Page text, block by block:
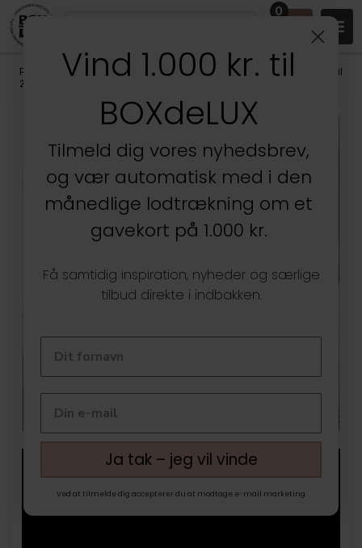
0
Produkter /Stuen Væghylder & gallerihylder/Små væghylder (op til
25 cm)
Kun hos BOXdeLUX
Vind 1.000 kr. til
BOXdeLUX
Tilmeld dig vores nyhedsbrev,
og vær automatisk med i den
månedlige lodtrækning om et
gavekort på 1.000 kr.
Få samtidig inspiration, nyheder og særlige
tilbud direkte i indbakken.
Ja tak – jeg vil vinde
Ved at tilmelde dig accepterer du at modtage e-mail marketing